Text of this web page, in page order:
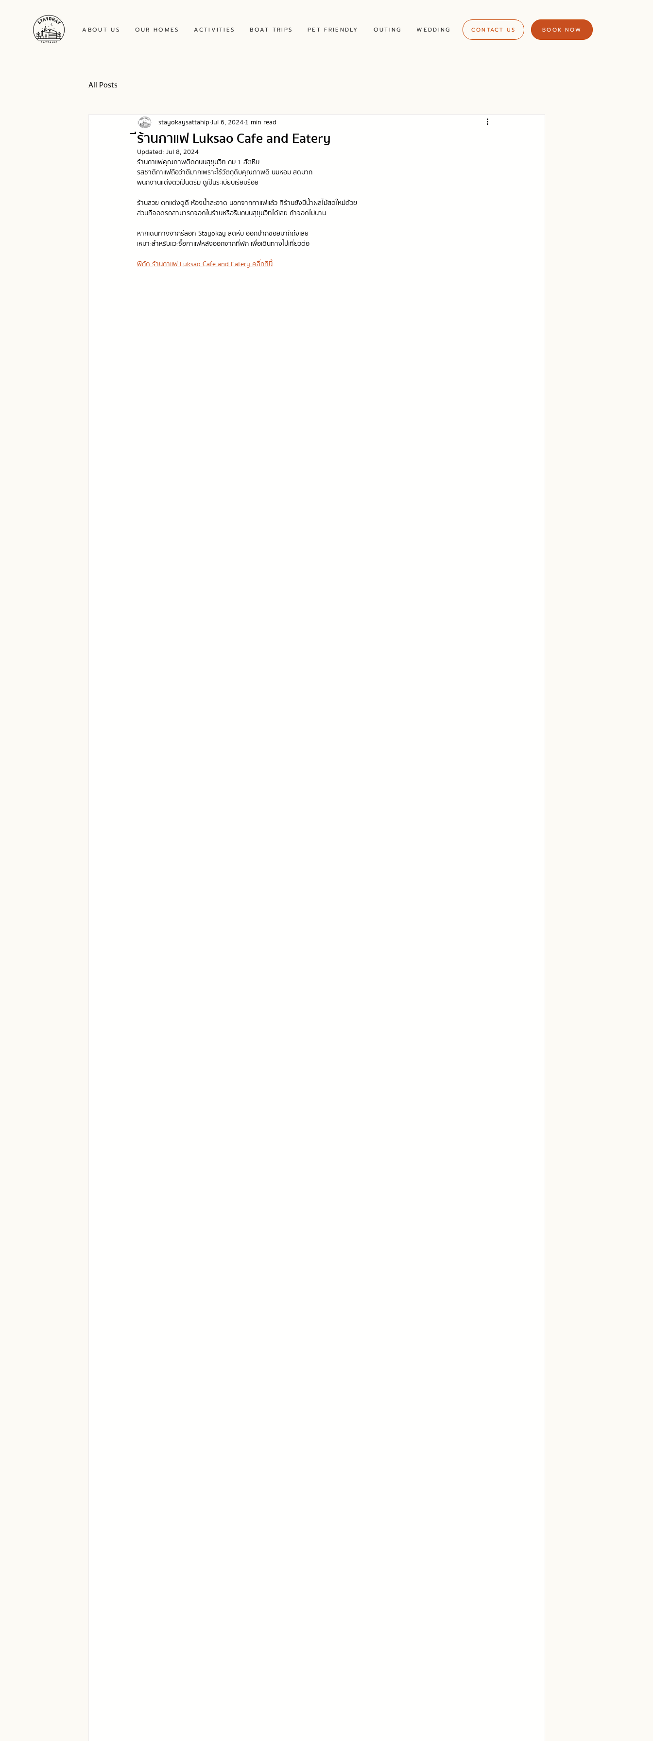
ABOUT US OUR HOMES ACTIVITIES BOAT TRIPS PET FRIENDLY OUTING WEDDING CONTACT US BOOK NOW
All Posts
ีร้านกาแฟ Luksao Cafe and Eatery
stayokaysattahipJul 6, 20241 min read
Updated: Jul 8, 2024
ร้านกาแฟคุณภาพติดถนนสุขุมวิท กม 1 สัตหีบ
รสชาติกาแฟถือว่าดีมากเพราะใช้วัตถุดิบคุณภาพดี นมหอม สดมาก
พนักงานแต่งตัวเป็นตรีม ดูเป็นระเบียบเรียบร้อย
ร้านสวย ตกแต่งดูดี ห้องน้ำสะอาด นอกจากกาแฟแล้ว ที่ร้านยังมีน้ำผลไม้สดใหม่ด้วย
ส่วนที่จอดรถสามารถจอดในร้านหรือริมถนนสุขุมวิทได้เลย ถ้าจอดไม่นาน
หากเดินทางจากรีสอท Stayokay สัตหีบ ออกปากซอยมาก็ถึงเลย
เหมาะสำหรับแวะซื้อกาแฟหลังออกจากที่พัก เพื่อเดินทางไปเที่ยวต่อ
พิกัด ร้านกาแฟ Luksao Cafe and Eatery คลิ๊กที่นี้